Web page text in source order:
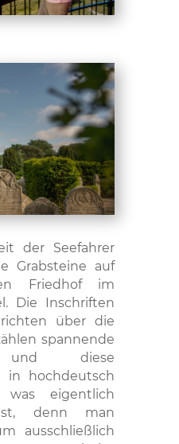
der Seefahrer
Grabsteine auf
Friedhof im
Die Inschriften
über die
spannende
und diese
in hochdeutsch
eigentlich
denn man
ausschließlich